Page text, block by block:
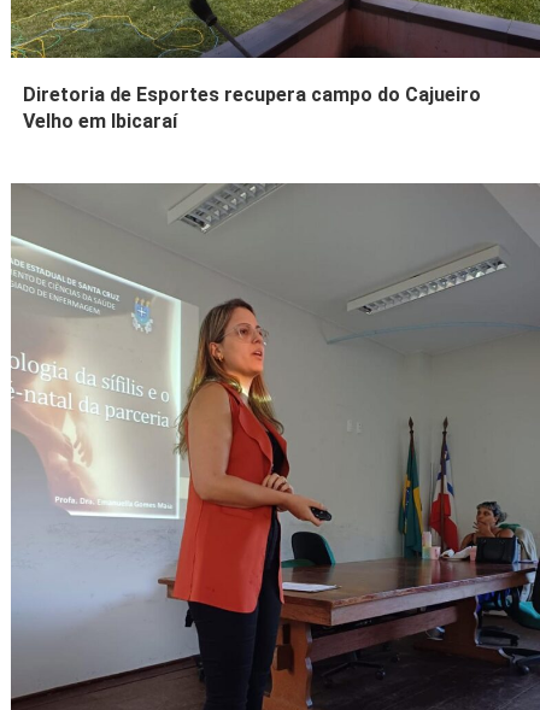
Diretoria de Esportes recupera campo do Cajueiro
Velho em Ibicaraí